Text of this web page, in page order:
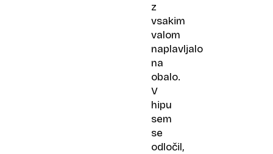
z
vsakim
valom
naplavljalo
na
obalo.
V
hipu
sem
se
odločil,